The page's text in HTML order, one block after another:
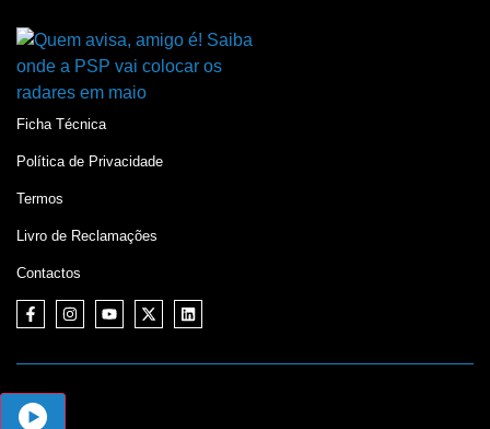
Ficha Técnica
Política de Privacidade
Termos
Livro de Reclamações
Contactos